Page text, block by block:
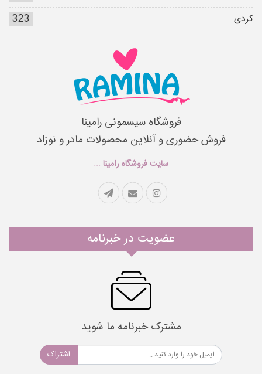
کردی
323
فروشگاه سیسمونی رامینا
فروش حضوری و آنلاین محصولات مادر و نوزاد
سایت فروشگاه رامینا ...
عضویت در خبرنامه
مشترک خبرنامه ما شوید
اشتراک